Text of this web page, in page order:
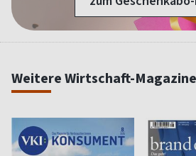
Weitere Wirtschaft-Magazine